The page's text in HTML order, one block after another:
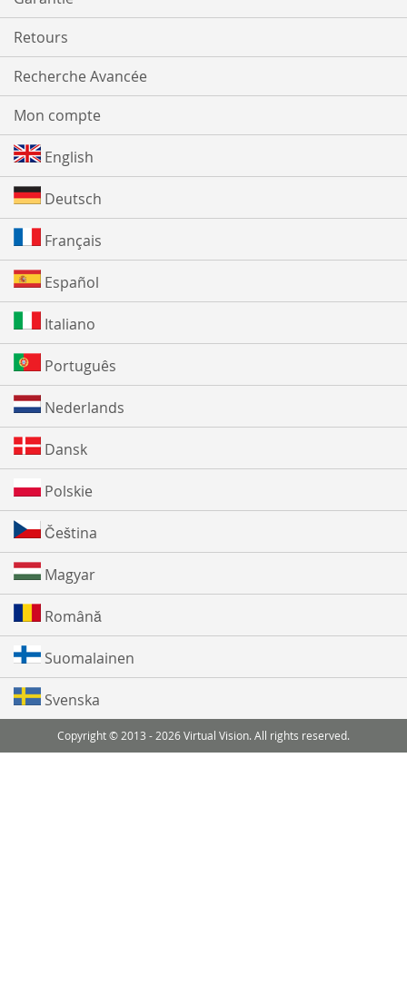
Retours
Recherche Avancée
Mon compte
English
Deutsch
Français
Español
Italiano
Português
Nederlands
Dansk
Polskie
Čeština
Magyar
Română
Suomalainen
Svenska
Copyright © 2013 - 2026 Virtual Vision. All rights reserved.